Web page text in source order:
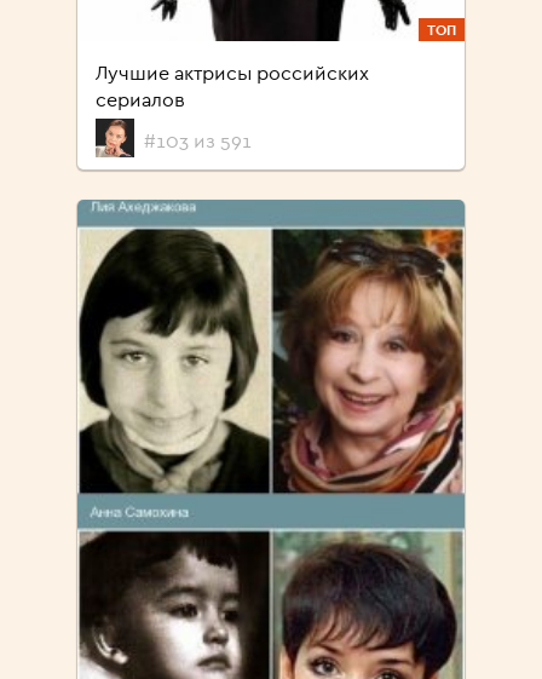
ТОП
Лучшие актрисы российских
сериалов
#103 из 591